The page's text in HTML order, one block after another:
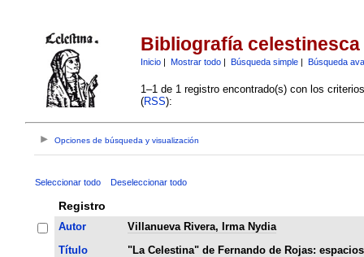
Bibliografía celestinesca
Inicio| Mostrar todo| Búsqueda simple| Búsqueda
1–1 de 1 registro encontrado(s) con los
(RSS):
Opciones de búsqueda y visualización
Seleccionar todo Deseleccionar todo
Registro
Autor
Villanueva Rivera, Irma Nydia
Título
"La Celestina" de Fernando de Rojas: